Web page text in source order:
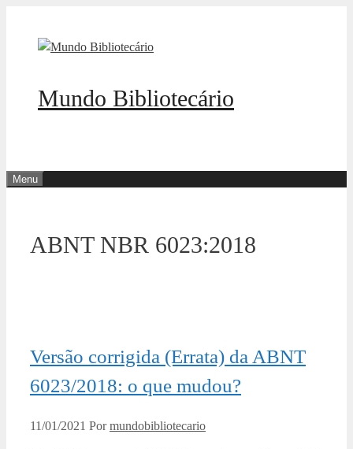
Mundo Bibliotecário
Menu
ABNT NBR 6023:2018
Versão corrigida (Errata) da ABNT
6023/2018: o que mudou?
11/01/2021 Pormundobibliotecario